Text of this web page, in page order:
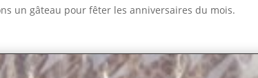
un gâteau pour fêter les anniversaires du mois.